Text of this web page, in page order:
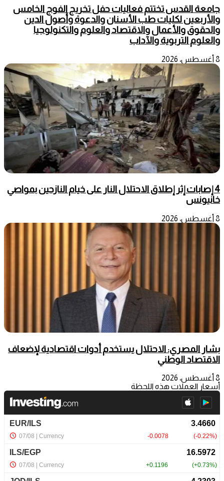
جامعة القدس تختتم فعاليات حفل تخريج الفوج الخامس
والأربعين لكليات طب الأسنان والدعوة وأصول الدين
والحقوق والأعمال والاقتصاد والعلوم والتكنولوجيا
والعلوم التربوية والآداب
8 أغسطس، 2026
4 إصابات إثر إطلاق الاحتلال النار على خيام النازحين بمواصي
خانيونس
8 أغسطس، 2026
بشار المصري: الاحتلال يستخدم أدوات اقتصادية لإضعاف
الاقتصاد الوطني
8 أغسطس، 2026
أسعار العملات هذه اللحظة